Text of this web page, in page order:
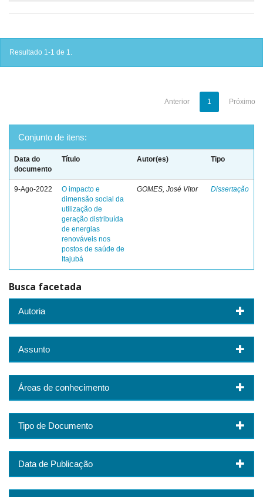
Resultado 1-1 de 1.
Anterior 1 Próximo
Conjunto de itens:
Data do
documento
Título Autor(es) Tipo
9-Ago-2022
O impacto e
dimensão social da
utilização de
geração distribuída
de energias
renováveis nos
postos de saúde de
Itajubá
GOMES, José Vitor Dissertação
Busca facetada
Autoria
Assunto
Áreas de conhecimento
Tipo de Documento
Data de Publicação